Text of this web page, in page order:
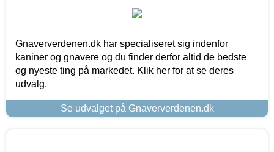
Gnaververdenen.dk har specialiseret sig indenfor
kaniner og gnavere og du finder derfor altid de bedste
og nyeste ting på markedet. Klik her for at se deres
udvalg.
Se udvalget på Gnaververdenen.dk